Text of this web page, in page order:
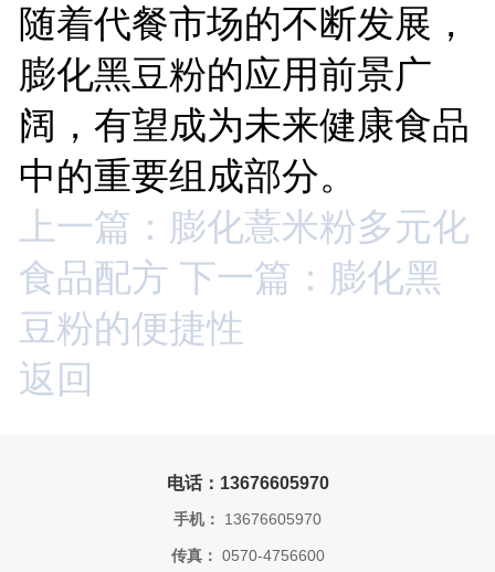
随着代餐市场的不断发展，
膨化黑豆粉的应用前景广
阔，有望成为未来健康食品
中的重要组成部分。
上一篇：膨化薏米粉多元化
食品配方 下一篇：膨化黑
豆粉的便捷性
返回
电话：13676605970
手机： 13676605970
传真： 0570-4756600